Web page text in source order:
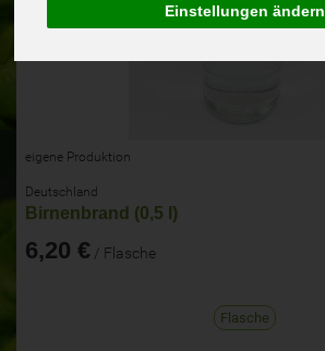
Einstellungen ändern
eigene Produktion
Deutschland
Birnenbrand (0,5 l)
6,20 € / Flasche
Flasche